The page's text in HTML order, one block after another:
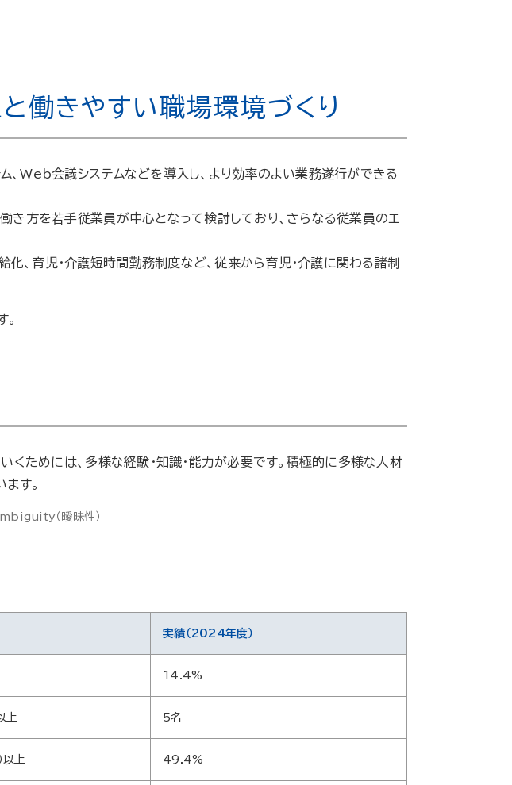
働きやすい職場環境づくり
、Web会議システムなどを導入し、より効率のよい業務遂行ができる
き方を若手従業員が中心となって検討しており、さらなる従業員のエ
、育児・介護短時間勤務制度など、従来から育児・介護に関わる諸制
ためには、多様な経験・知識・能力が必要です。積極的に多様な人材
す。
（曖昧性）
実績（2024年度）
14.4%
上 5名
上 49.4%